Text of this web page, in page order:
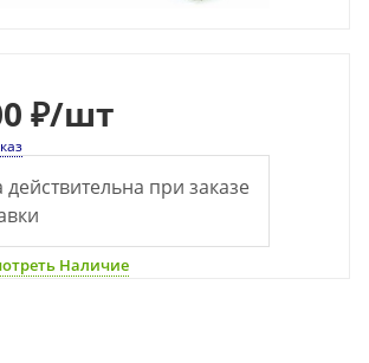
₽/шт
действительна при заказе
Наличие